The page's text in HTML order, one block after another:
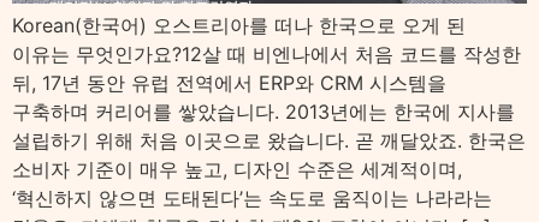
Korean(한국어) 오스트리아를 떠나 한국으로 오게 된
이유는 무엇인가요?12살 때 비엔나에서 처음 코드를 작성한
뒤, 17년 동안 유럽 전역에서 ERP와 CRM 시스템을
구축하며 커리어를 쌓았습니다. 2013년에는 한국에 지사를
설립하기 위해 처음 이곳으로 왔습니다. 곧 깨달았죠. 한국은
소비자 기준이 매우 높고, 디자인 수준은 세계적이며,
‘혁신하지 않으면 도태된다’는 속도로 움직이는 나라라는